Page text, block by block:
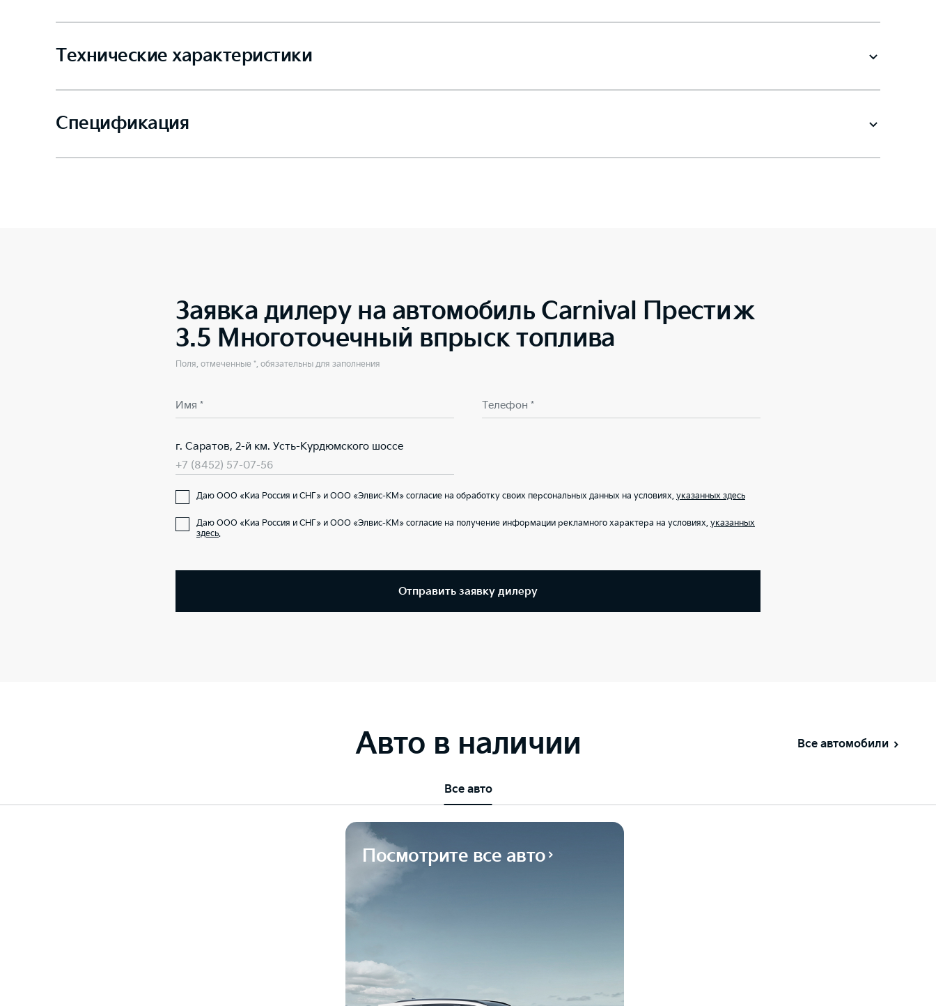
Технические характеристики
Спецификация
Заявка дилеру на автомобиль Carnival Престиж
3.5 Многоточечный впрыск топлива
Поля, отмеченные *, обязательны для заполнения
Имя * Телефон *
г. Саратов, 2-й км. Усть-Курдюмского шоссе
+7 (8452) 57-07-56
Даю ООО «Киа Россия и СНГ» и ООО «Элвис-КМ» согласие на обработку своих персональных данных на условиях, указанных здесь
Даю ООО «Киа Россия и СНГ» и ООО «Элвис-КМ» согласие на получение информации рекламного характера на условиях, указанных
здесь.
Отправить заявку дилеру
Авто в наличии Все автомобили
Все авто
Посмотрите все авто